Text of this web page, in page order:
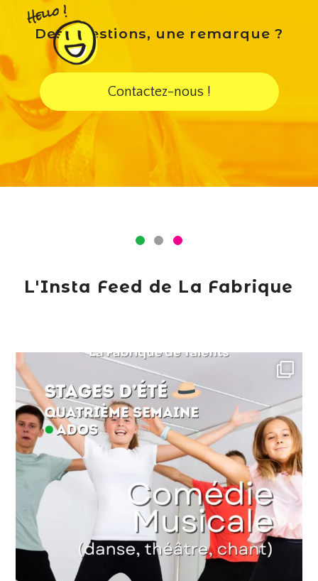
Des questions, une remarque ?
Contactez-nous !
L'Insta Feed de La Fabrique
lafabriquedetalents
Juin 16